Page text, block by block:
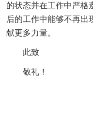
的状态并在工作中严格
后的工作中能够不再出
献更多力量。
此致
敬礼！